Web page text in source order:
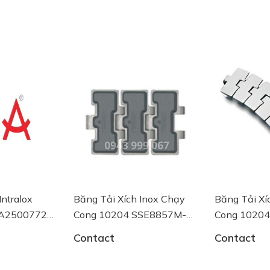
Chạy
Băng Tải Xích Inox Chạy
Cong 10204 SSE8857M-
Contact
Bộ làm kín
Contact